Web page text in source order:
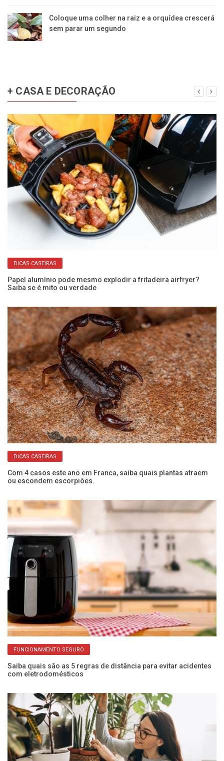
Coloque uma colher na raiz e a orquídea crescerá
sem parar um segundo
+ CASA E DECORAÇÃO
DICAS CASEIRAS
Papel alumínio pode mesmo explodir a fritadeira airfryer?
Saiba se é mito ou verdade
DICAS CASEIRAS
Com 4 casos este ano em Franca, saiba quais plantas atraem
ou escondem escorpiões.
FUNCIONAMENTO SEGURO
Saiba quais são as 5 regras de distância para evitar acidentes
com eletrodomésticos